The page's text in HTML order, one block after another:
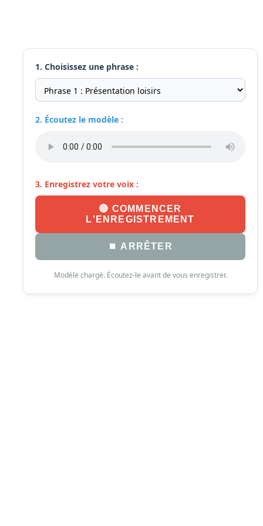
1. Choisissez une phrase :
2. Écoutez le modèle :
3. Enregistrez votre voix :
🔴 COMMENCER
L'ENREGISTREMENT
⏹️ ARRÊTER
Modèle chargé. Écoutez-le avant de vous enregistrer.